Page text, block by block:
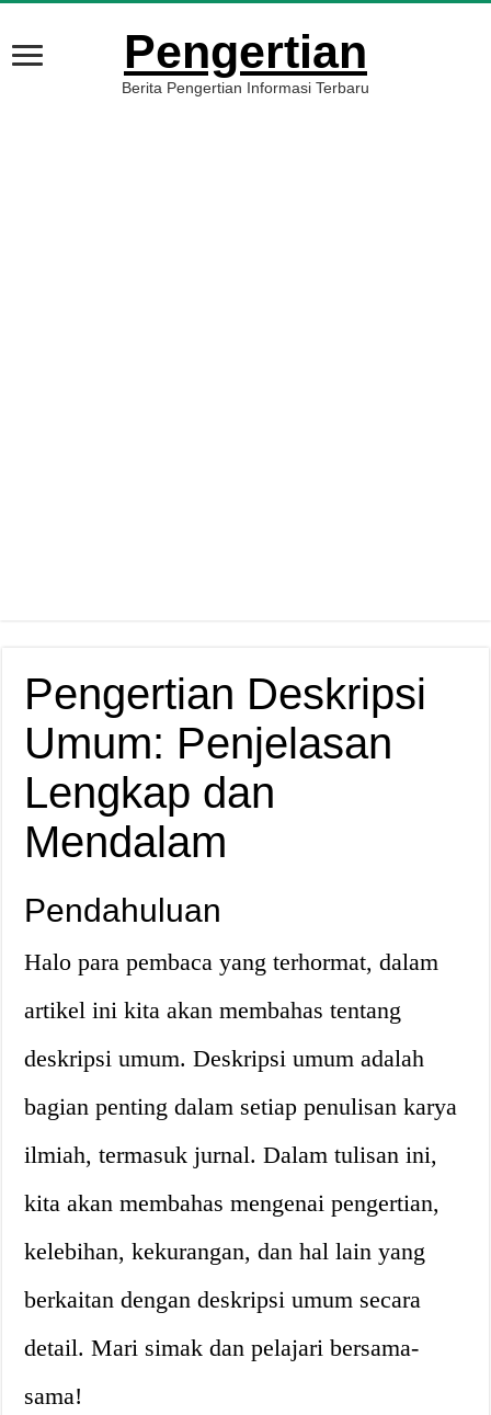
Pengertian
Berita Pengertian Informasi Terbaru
Pengertian Deskripsi
Umum: Penjelasan
Lengkap dan
Mendalam
Pendahuluan
Halo para pembaca yang terhormat, dalam
artikel ini kita akan membahas tentang
deskripsi umum. Deskripsi umum adalah
bagian penting dalam setiap penulisan karya
ilmiah, termasuk jurnal. Dalam tulisan ini,
kita akan membahas mengenai pengertian,
kelebihan, kekurangan, dan hal lain yang
berkaitan dengan deskripsi umum secara
detail. Mari simak dan pelajari bersama-
sama!